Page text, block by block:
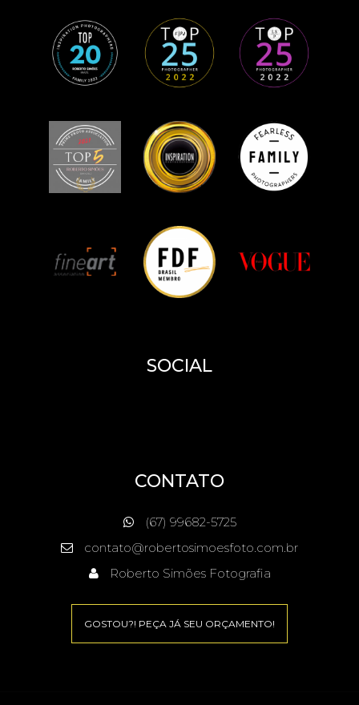
SOCIAL
CONTATO
(67) 99682-5725
contato@robertosimoesfoto.com.br
Roberto Simões Fotografia
GOSTOU?! PEÇA JÁ SEU ORÇAMENTO!